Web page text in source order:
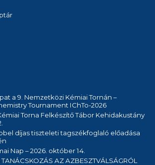
a 9. Nemzetközi Kémiai Tornán –
Tournament IChTo-2026
Torna Felkészítő Tábor Kehidakustány
díjas tiszteleti tagszékfoglaló előadása
Nap – 2026. október 14.
AZ AZBESZTVÁLSÁGRÓL